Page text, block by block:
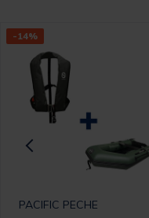
-14%
PACIFIC PECHE